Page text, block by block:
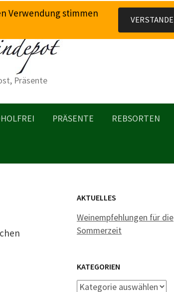
Präsente
PRÄSENTE REBSORTEN
AKTUELLES
Weinempfehlungen für die
Sommerzeit
KATEGORIEN
Kategorien
Verwendung stimmen